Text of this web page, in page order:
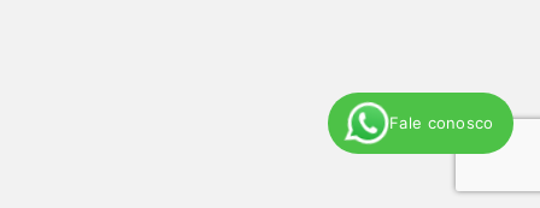
Fale conosco